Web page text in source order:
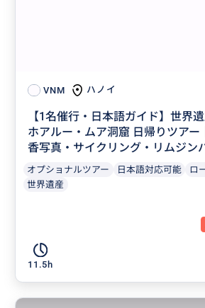
VNM ハノイ
【1名催行・日本語ガイド】世界
ホアルー・ムア洞窟 日帰りツアー
香写真・サイクリング・リムジン
オプショナルツアー 日本語対応可能
ロ
世界遺産
11.5h